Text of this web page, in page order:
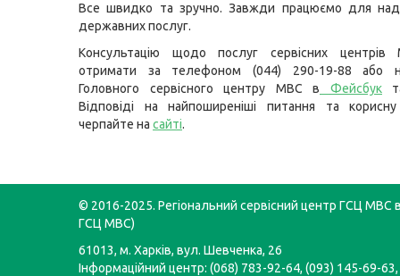
Все швидко та зручно. Завжди працюємо для
державних послуг.
Консультацію щодо послуг сервісних
отримати за телефоном (044) 290-19-88 або
Головного сервісного центру МВС в
Фейсбук
Відповіді на найпоширеніші питання та
черпайте на сайті.
© 2016-2025. Регіональний сервісний центр ГСЦ МВС в
ГСЦ МВС)
61013, м. Харків, вул. Шевченка, 26
Інформаційний центр: (068) 783-92-64, (093) 145-69-